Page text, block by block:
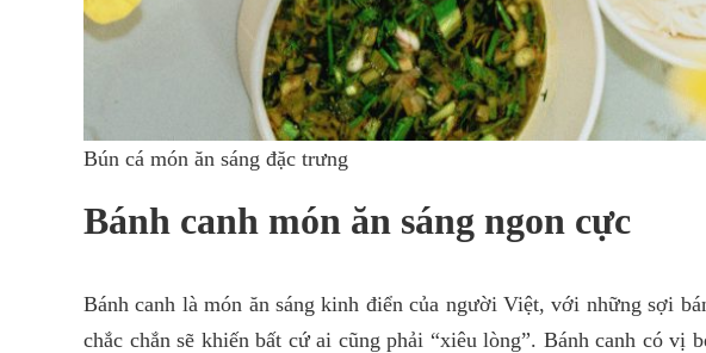
Bún cá món ăn sáng đặc trưng
Bánh canh món ăn sáng ngon cực
Bánh canh là món ăn sáng kinh điển của người Việt, với những sợi
chắc chắn sẽ khiến bất cứ ai cũng phải “xiêu lòng”. Bánh canh có vị